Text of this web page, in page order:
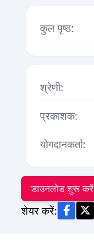
कुल पृष्ठ:
श्रेणी:
प्रकाशक:
योगदानकर्ता:
डाउनलोड शुरू करें
शेयर करें: